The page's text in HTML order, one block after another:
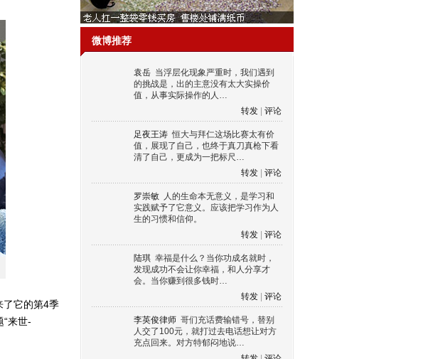
它的第4季
来世-
微博推荐
袁岳 当浮层化现象严重时，我们遇到
的挑战是，出的主意没有太大实操价
值，从事实际操作的人…
转发
评论
足夜王涛 恒大与拜仁这场比赛太有价
值，展现了自己，也终于真刀真枪下看
清了自己，更成为一把标尺…
转发
评论
罗崇敏 人的生命本无意义，是学习和
实践赋予了它意义。应该把学习作为人
生的习惯和信仰。
转发
评论
陆琪 幸福是什么？当你功成名就时，
发现成功不会让你幸福，和人分享才
会。当你赚到很多钱时…
转发
评论
李英俊律师 哥们充话费输错号，替别
人交了100元，就打过去电话想让对方
充点回来。对方特郁闷地说…